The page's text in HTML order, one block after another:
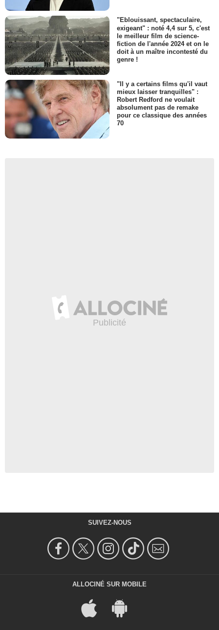
"Eblouissant, spectaculaire,
exigeant" : noté 4,4 sur 5, c'est
le meilleur film de science-
fiction de l'année 2024 et on le
doit à un maître incontesté du
genre !
"Il y a certains films qu'il vaut
mieux laisser tranquilles" :
Robert Redford ne voulait
absolument pas de remake
pour ce classique des années
70
SUIVEZ-NOUS
ALLOCINÉ SUR MOBILE